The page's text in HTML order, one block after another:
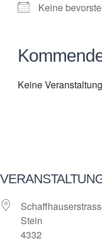
Keine
Keine
Stein
4332